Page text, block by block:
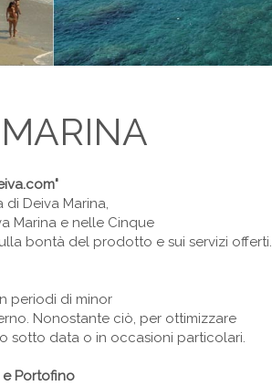
di Deiva Marina,
Marina e nelle Cinque
bontà del prodotto e sui servizi offerti.
periodi di minor
Nonostante ciò, per ottimizzare
sotto data o in occasioni particolari.
e Portofino